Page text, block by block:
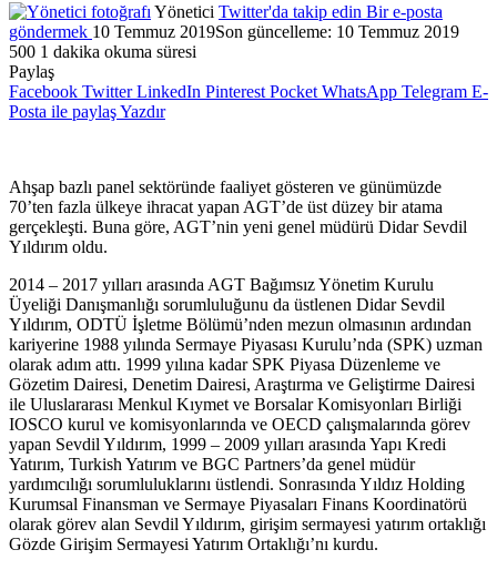
Yönetici Twitter'da takip edin Bir e-posta
göndermek 10 Temmuz 2019Son güncelleme: 10 Temmuz 2019
500 1 dakika okuma süresi
Paylaş
Facebook Twitter LinkedIn Pinterest Pocket WhatsApp Telegram E-
Posta ile paylaşYazdır
Ahşap bazlı panel sektöründe faaliyet gösteren ve günümüzde
70’ten fazla ülkeye ihracat yapan AGT’de üst düzey bir atama
gerçekleşti. Buna göre, AGT’nin yeni genel müdürü Didar Sevdil
Yıldırım oldu.
2014 – 2017 yılları arasında AGT Bağımsız Yönetim Kurulu
Üyeliği Danışmanlığı sorumluluğunu da üstlenen Didar Sevdil
Yıldırım, ODTÜ İşletme Bölümü’nden mezun olmasının ardından
kariyerine 1988 yılında Sermaye Piyasası Kurulu’nda (SPK) uzman
olarak adım attı. 1999 yılına kadar SPK Piyasa Düzenleme ve
Gözetim Dairesi, Denetim Dairesi, Araştırma ve Geliştirme Dairesi
ile Uluslararası Menkul Kıymet ve Borsalar Komisyonları Birliği
IOSCO kurul ve komisyonlarında ve OECD çalışmalarında görev
yapan Sevdil Yıldırım, 1999 – 2009 yılları arasında Yapı Kredi
Yatırım, Turkish Yatırım ve BGC Partners’da genel müdür
yardımcılığı sorumluluklarını üstlendi. Sonrasında Yıldız Holding
Kurumsal Finansman ve Sermaye Piyasaları Finans Koordinatörü
olarak görev alan Sevdil Yıldırım, girişim sermayesi yatırım ortaklığı
Gözde Girişim Sermayesi Yatırım Ortaklığı’nı kurdu.